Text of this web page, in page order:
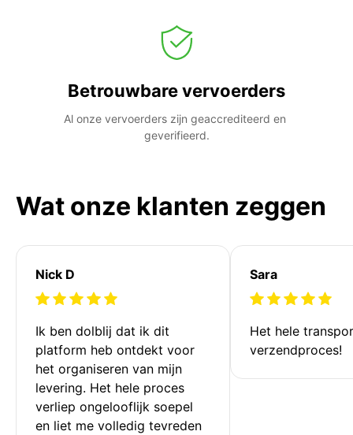
Betrouwbare vervoerders
Al onze vervoerders zijn geaccrediteerd en
geverifieerd.
Wat onze klanten zeggen
Nick D
Ik ben dolblij dat ik dit
platform heb ontdekt voor
het organiseren van mijn
levering. Het hele proces
verliep ongelooflijk soepel
en liet me volledig tevreden
Sara
Het hele
verzendproces!